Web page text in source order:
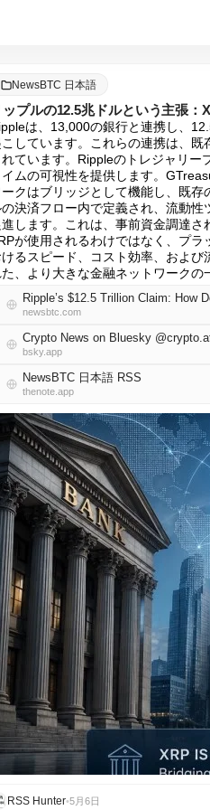
NewsBTC 日本語
ップルの12.5兆ドルという主張
は、13,000の銀行と連携し、
こしています。これらの連携は、
れています。Rippleのトレジャリー
イムの可視性を提供します。
ークはブリッジとして機能し、既
の決済フロー内で定義され、流動
します。これは、事前資金調達
が使用されるわけではなく、プ
けるスピード、コスト効率、およ
、より大きな金融ネットワークの
Ripple’s $12.5 Trillion Claim: How
newsbtc.com
Crypto News on Bluesky
bsky.app
NewsBTC 日本語 RSS
thenote.app
RSS Hunter•5月6日